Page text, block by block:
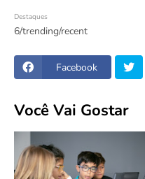
Destaques
6/trending/recent
Facebook
Você Vai Gostar